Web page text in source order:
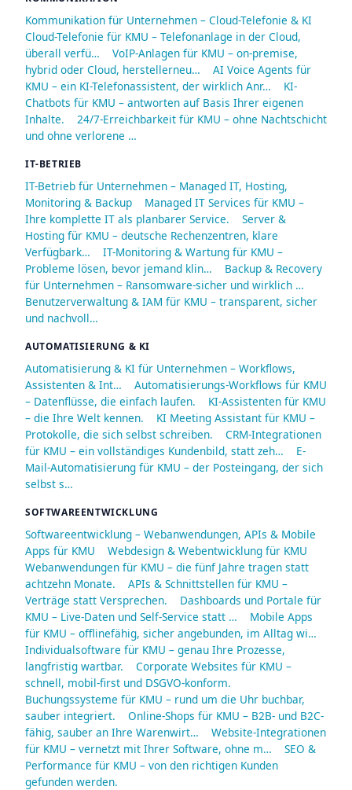
Kommunikation für Unternehmen – Cloud-Telefonie & KI
Cloud-Telefonie für KMU – Telefonanlage in der Cloud,
überall verfü…
VoIP-Anlagen für KMU – on-premise,
hybrid oder Cloud, herstellerneu…
AI Voice Agents für
KMU – ein KI-Telefonassistent, der wirklich Anr…
KI-
Chatbots für KMU – antworten auf Basis Ihrer eigenen
Inhalte.
24/7-Erreichbarkeit für KMU – ohne Nachtschicht
und ohne verlorene …
IT-BETRIEB
IT-Betrieb für Unternehmen – Managed IT, Hosting,
Monitoring & Backup
Managed IT Services für KMU –
Ihre komplette IT als planbarer Service.
Server &
Hosting für KMU – deutsche Rechenzentren, klare
Verfügbark…
IT-Monitoring & Wartung für KMU –
Probleme lösen, bevor jemand klin…
Backup & Recovery
für Unternehmen – Ransomware-sicher und wirklich …
Benutzerverwaltung & IAM für KMU – transparent, sicher
und nachvoll…
AUTOMATISIERUNG & KI
Automatisierung & KI für Unternehmen – Workflows,
Assistenten & Int…
Automatisierungs-Workflows für KMU
– Datenflüsse, die einfach laufen.
KI-Assistenten für KMU
– die Ihre Welt kennen.
KI Meeting Assistant für KMU –
Protokolle, die sich selbst schreiben.
CRM-Integrationen
für KMU – ein vollständiges Kundenbild, statt zeh…
E-
Mail-Automatisierung für KMU – der Posteingang, der sich
selbst s…
SOFTWAREENTWICKLUNG
Softwareentwicklung – Webanwendungen, APIs & Mobile
Apps für KMU
Webdesign & Webentwicklung für KMU
Webanwendungen für KMU – die fünf Jahre tragen statt
achtzehn Monate.
APIs & Schnittstellen für KMU –
Verträge statt Versprechen.
Dashboards und Portale für
KMU – Live-Daten und Self-Service statt …
Mobile Apps
für KMU – offlinefähig, sicher angebunden, im Alltag wi…
Individualsoftware für KMU – genau Ihre Prozesse,
langfristig wartbar.
Corporate Websites für KMU –
schnell, mobil-first und DSGVO-konform.
Buchungssysteme für KMU – rund um die Uhr buchbar,
sauber integriert.
Online-Shops für KMU – B2B- und B2C-
fähig, sauber an Ihre Warenwirt…
Website-Integrationen
für KMU – vernetzt mit Ihrer Software, ohne m…
SEO &
Performance für KMU – von den richtigen Kunden
gefunden werden.